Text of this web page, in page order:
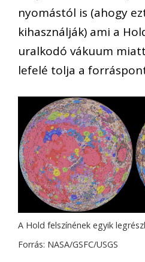
nyomástól is (ahogy
kihasználják) ami a
uralkodó vákuum
lefelé tolja a
A Hold felszínének egyik
Forrás: NASA/GSFC/USGS